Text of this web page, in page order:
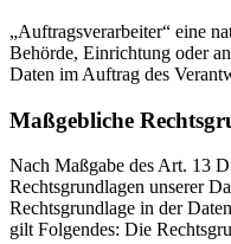
„Auftragsverarbeiter“ eine
Behörde, Einrichtung oder
Daten im Auftrag des
Maßgebliche
Nach Maßgabe des Art. 13
Rechtsgrundlagen unserer
Rechtsgrundlage in der
gilt Folgendes: Die